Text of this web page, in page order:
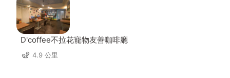
D'coffee不拉花寵物友善咖啡廳
4.9 公里